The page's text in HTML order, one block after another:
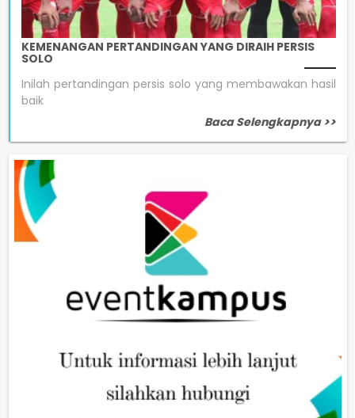
KEMENANGAN PERTANDINGAN YANG DIRAIH PERSIS
SOLO
Inilah pertandingan persis solo yang membawakan hasil
baik
Baca Selengkapnya >>